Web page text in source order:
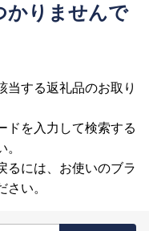
かりませんで
当する返礼品のお取り
ドを入力して検索する
るには、お使いのブラ
い。